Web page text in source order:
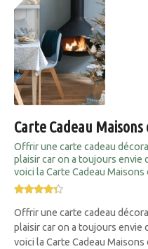
Carte Cadeau
Offrir une carte cadeau
plaisir car on a toujours envie
voici la Carte Cadeau Maisons
Offrir une carte cadeau
plaisir car on a toujours envie
voici la Carte Cadeau Maisons